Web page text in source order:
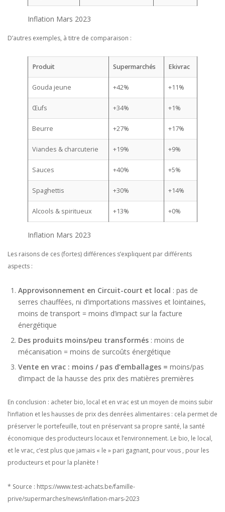
Inflation Mars 2023
D’autres exemples, à titre de comparaison :
Produit Supermarchés Ekivrac
Gouda jeune +42% +11%
Œufs +34% +1%
Beurre +27% +17%
Viandes & charcuterie +19% +9%
Sauces +40% +5%
Spaghettis +30% +14%
Alcools & spiritueux +13% +0%
Inflation Mars 2023
Les raisons de ces (fortes) différences s’expliquent par différents
aspects :
Approvisonnement en Circuit-court et local : pas de
serres chauffées, ni d’importations massives et lointaines,
moins de transport = moins d’impact sur la facture
énergétique
Des produits moins/peu transformés : moins de
mécanisation = moins de surcoûts énergétique
Vente en vrac : moins / pas d’emballages = moins/pas
d’impact de la hausse des prix des matières premières
En conclusion : acheter bio, local et en vrac est un moyen de moins subir
l’inflation et les hausses de prix des denrées alimentaires : cela permet de
préserver le portefeuille, tout en préservant sa propre santé, la santé
économique des producteurs locaux et l’environnement. Le bio, le local,
et le vrac, c’est plus que jamais « le » pari gagnant, pour vous , pour les
producteurs et pour la planète !
* Source : https://www.test-achats.be/famille-
prive/supermarches/news/inflation-mars-2023